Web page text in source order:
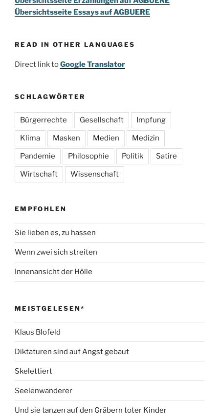
Übersichtsseite Essays auf AGBUERE
READ IN OTHER LANGUAGES
Direct link toGoogle Translator
SCHLAGWÖRTER
Bürgerrechte Gesellschaft Impfung
Klima Masken Medien Medizin
Pandemie Philosophie Politik Satire
Wirtschaft Wissenschaft
EMPFOHLEN
Sie lieben es, zu hassen
Wenn zwei sich streiten
Innenansicht der Hölle
MEISTGELESEN*
Klaus Blofeld
Diktaturen sind auf Angst gebaut
Skelettiert
Seelenwanderer
Und sie tanzen auf den Gräbern toter Kinder